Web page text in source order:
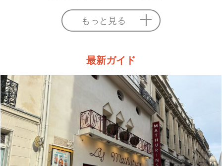
もっと見る
最新ガイド